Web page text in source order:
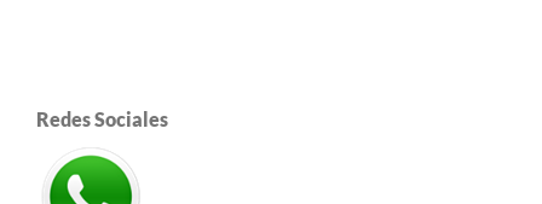
Redes Sociales